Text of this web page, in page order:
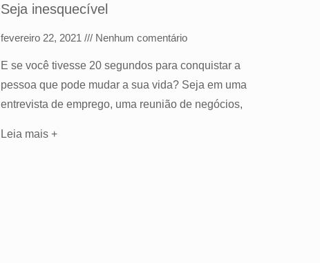
Seja inesquecível
fevereiro 22, 2021 Nenhum comentário
E se você tivesse 20 segundos para conquistar a
pessoa que pode mudar a sua vida? Seja em uma
entrevista de emprego, uma reunião de negócios,
Leia mais +